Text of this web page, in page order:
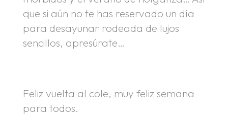
que si aún no te has reservado un día
para desayunar rodeada de lujos
sencillos, apresúrate…
Feliz vuelta al cole, muy feliz semana
para todos.